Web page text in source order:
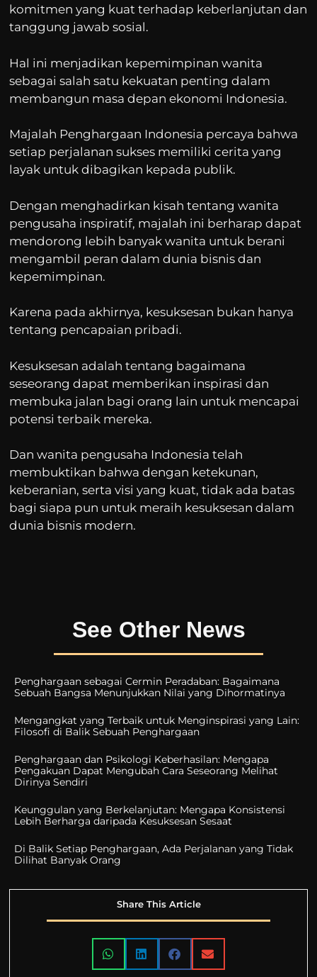
komitmen yang kuat terhadap keberlanjutan dan
tanggung jawab sosial.
Hal ini menjadikan kepemimpinan wanita
sebagai salah satu kekuatan penting dalam
membangun masa depan ekonomi Indonesia.
Majalah Penghargaan Indonesia percaya bahwa
setiap perjalanan sukses memiliki cerita yang
layak untuk dibagikan kepada publik.
Dengan menghadirkan kisah tentang wanita
pengusaha inspiratif, majalah ini berharap dapat
mendorong lebih banyak wanita untuk berani
mengambil peran dalam dunia bisnis dan
kepemimpinan.
Karena pada akhirnya, kesuksesan bukan hanya
tentang pencapaian pribadi.
Kesuksesan adalah tentang bagaimana
seseorang dapat memberikan inspirasi dan
membuka jalan bagi orang lain untuk mencapai
potensi terbaik mereka.
Dan wanita pengusaha Indonesia telah
membuktikan bahwa dengan ketekunan,
keberanian, serta visi yang kuat, tidak ada batas
bagi siapa pun untuk meraih kesuksesan dalam
dunia bisnis modern.
See Other News
Penghargaan sebagai Cermin Peradaban: Bagaimana
Sebuah Bangsa Menunjukkan Nilai yang Dihormatinya
Mengangkat yang Terbaik untuk Menginspirasi yang Lain:
Filosofi di Balik Sebuah Penghargaan
Penghargaan dan Psikologi Keberhasilan: Mengapa
Pengakuan Dapat Mengubah Cara Seseorang Melihat
Dirinya Sendiri
Keunggulan yang Berkelanjutan: Mengapa Konsistensi
Lebih Berharga daripada Kesuksesan Sesaat
Di Balik Setiap Penghargaan, Ada Perjalanan yang Tidak
Dilihat Banyak Orang
Share This Article